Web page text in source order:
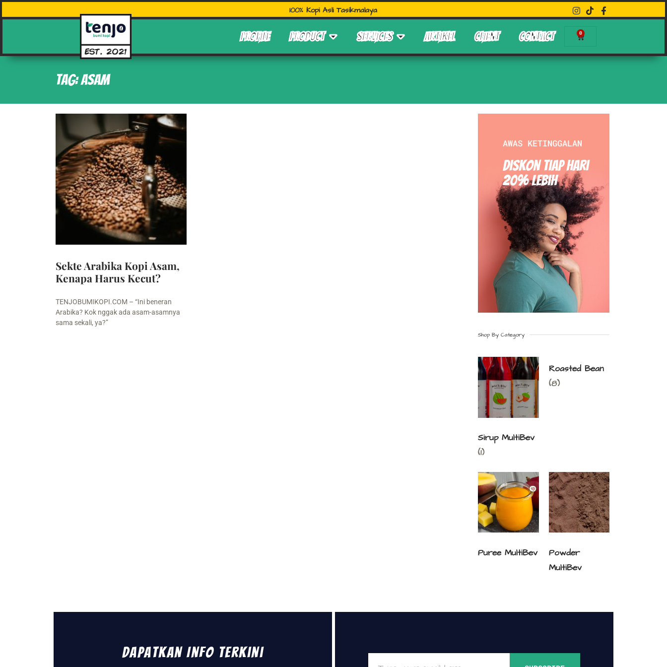
100% Kopi Asli Tasikmalaya
PROFILE PRODUCT SERVICES ARTIKEL CLIENT CONTACT 0
Tag: asam
Sekte Arabika Kopi Asam,
Kenapa Harus Kecut?
TENJOBUMIKOPI.COM – “Ini beneran
Arabika? Kok nggak ada asam-asamnya
sama sekali, ya?”
AWAS KETINGGALAN
Diskon Tiap hari
20% Lebih
Shop By Category
Sirup MultiBev
(1)
Roasted Bean
(8)
Puree MultiBev
Powder
MultiBev
Dapatkan Info Terkini